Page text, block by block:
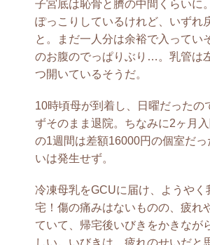
子宮底は恥骨と臍の中間くらいに
ぽっこりしているけれど、いずれ
と。まだ一人分は余裕で入ってい
のお腹のでっぱりぶり…。乳管は
つ開いているそうだ。
10時頃母が到着し、日曜だったの
ずそのまま退院。ちなみに2ヶ月
の1週間は差額16000円の個室だっ
いは発生せず。
冷凍母乳をGCUに届け、ようやく
宅！傷の痛みはないものの、疲れ
ていて、帰宅後いびきをかきなが